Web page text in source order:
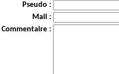
Pseudo :
Mail :
Commentaire :